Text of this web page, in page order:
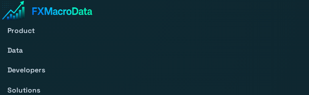
Product
Data
Developers
Solutions